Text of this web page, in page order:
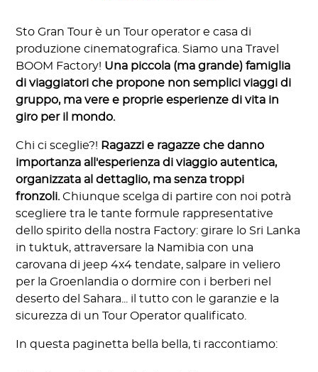
Sto Gran Tour è un Tour operator e casa di
produzione cinematografica. Siamo una Travel
BOOM Factory! Una piccola (ma grande) famiglia
di viaggiatori che propone non semplici viaggi di
gruppo, ma vere e proprie esperienze di vita in
giro per il mondo.
Chi ci sceglie?! Ragazzi e ragazze che danno
importanza all'esperienza di viaggio autentica,
organizzata al dettaglio, ma senza troppi
fronzoli.Chiunque scelga di partire con noi potrà
scegliere tra le tante formule rappresentative
dello spirito della nostra Factory: girare lo Sri Lanka
in tuktuk, attraversare la Namibia con una
carovana di jeep 4x4 tendate, salpare in veliero
per la Groenlandia o dormire con i berberi nel
deserto del Sahara... il tutto con le garanzie e la
sicurezza di un Tour Operator qualificato.
In questa paginetta bella bella, ti raccontiamo: